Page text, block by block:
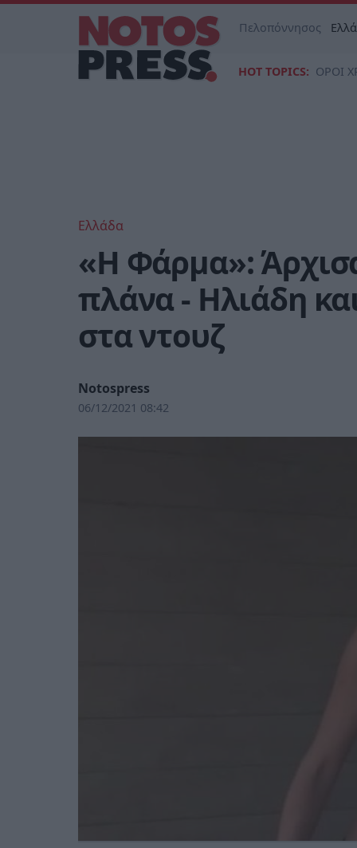
Πελοπόννησος
HOT TOPICS: ΟΡΟΙ
Ελλάδα
«Η Φάρμα»:
πλάνα - Ηλιάδη
στα ντουζ
Notospress
06/12/2021 08:42